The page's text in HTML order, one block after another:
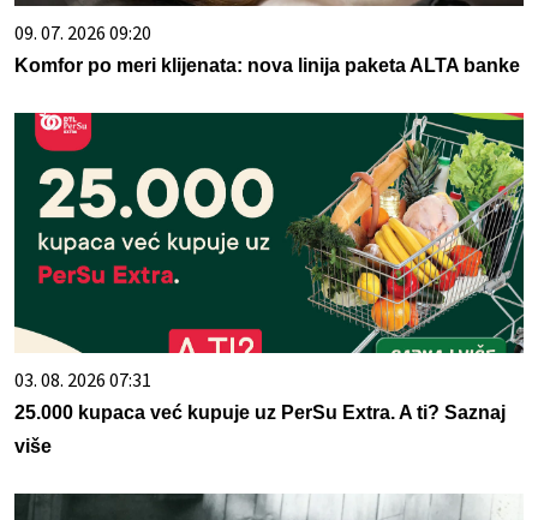
09. 07. 2026 09:20
Komfor po meri klijenata: nova linija paketa ALTA banke
03. 08. 2026 07:31
25.000 kupaca već kupuje uz PerSu Extra. A ti? Saznaj
više